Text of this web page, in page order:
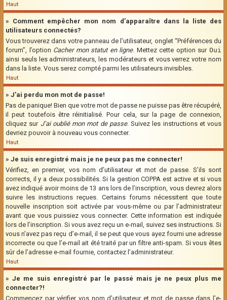
Haut
» Comment empêcher mon nom d’apparaître dans la liste des
utilisateurs connectés?
Vous trouverez dans votre panneau de l’utilisateur, onglet “Préférences du
forum”, l’option Cacher mon statut en ligne. Mettez cette option surOui
ainsi seuls les administrateurs, les modérateurs et vous verrez votre nom
dans la liste. Vous serez compté parmi les utilisateurs invisibles.
Haut
» J’ai perdu mon mot de passe!
Pas de panique! Bien que votre mot de passe ne puisse pas être récupéré,
il peut toutefois être réinitialisé. Pour cela, sur la page de connexion,
cliquez sur J’ai oublié mon mot de passe. Suivez les instructions et vous
devriez pouvoir à nouveau vous connecter.
Haut
» Je suis enregistré mais je ne peux pas me connecter!
Vérifiez, en premier, vos nom d’utilisateur et mot de passe. S’ils sont
corrects, il y a deux possibilités. Si la gestion COPPA est active et si vous
avez indiqué avoir moins de 13 ans lors de l’inscription, vous devrez alors
suivre les instructions reçues. Certains forums nécessitent que toute
nouvelle inscription soit activée par vous-même ou par l’administrateur
avant que vous puissiez vous connecter. Cette information est indiquée
lors de l’inscription. Si vous avez reçu un e-mail, suivez ses instructions. Si
vous n’avez pas reçu d’e-mail, il se peut que vous ayez fourni une adresse
incorrecte ou que l’e-mail ait été traité par un filtre anti-spam. Si vous êtes
sûr de l’adresse e-mail fournie, contactez l’administrateur.
Haut
» Je me suis enregistré par le passé mais je ne peux plus me
connecter?!
Commencez par vérifier vos nom d’utilisateur et mot de passe dans l’e-